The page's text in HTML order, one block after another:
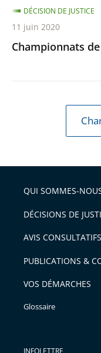
Championnats
DÉCISION DE JUSTICE
11 juin 2020
QUI SOMMES-
DÉCISIONS DE
AVIS CONSULTATIFS
PUBLICATIONS &
VOS DÉMARCHES
Glossaire
INFOLETTRE